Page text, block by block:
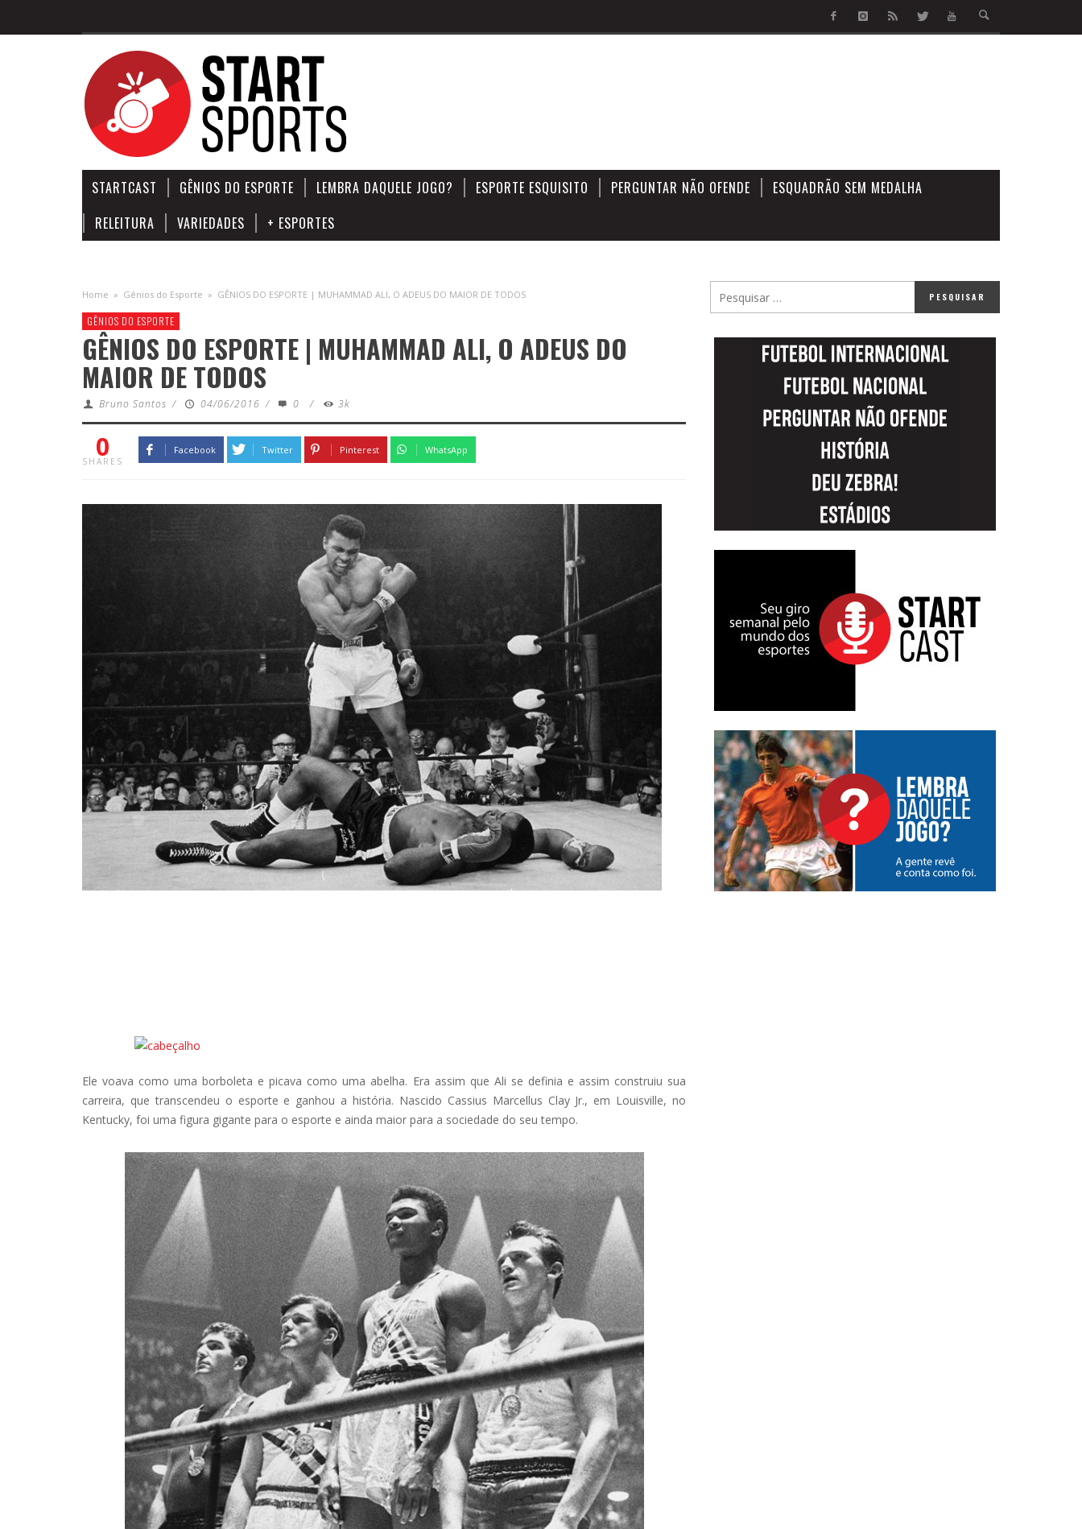
STARTCAST GÊNIOS DO ESPORTE LEMBRA DAQUELE JOGO? ESPORTE ESQUISITO PERGUNTAR NÃO OFENDE
ESQUADRÃO SEM MEDALHA
RELEITURA
VARIEDADES + ESPORTES
Home » Gênios do Esporte » GÊNIOS DO ESPORTE | MUHAMMAD ALI, O ADEUS DO MAIOR DE TODOS
GÊNIOS DO ESPORTE
GÊNIOS DO ESPORTE | MUHAMMAD ALI, O ADEUS DO
MAIOR DE TODOS
Bruno Santos / 04/06/2016 / 0 / 3k
0
SHARES
Facebook Twitter Pinterest WhatsApp
Ele voava como uma borboleta e picava como uma abelha. Era assim que Ali se definia e assim construiu sua
carreira, que transcendeu o esporte e ganhou a história. Nascido Cassius Marcellus Clay Jr., em Louisville, no
Kentucky, foi uma figura gigante para o esporte e ainda maior para a sociedade do seu tempo.